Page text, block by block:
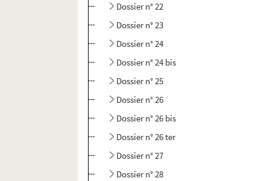
Dossier n° 22
Dossier n° 23
Dossier n° 24
Dossier n° 24 bis
Dossier n° 25
Dossier n° 26
Dossier n° 26 bis
Dossier n° 26 ter
Dossier n° 27
Dossier n° 28